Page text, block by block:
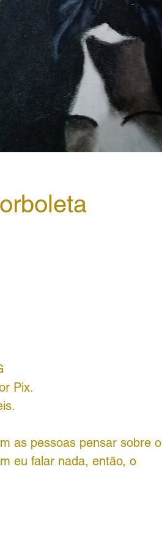
Pix.
as pessoas pensar sobre o
eu falar nada, então, o